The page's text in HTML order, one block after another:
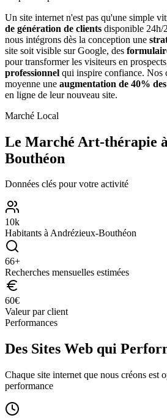
Un site internet n'est pas qu'une simple
de génération de clients disponible 24h/
nous intégrons dès la conception une
site soit visible sur Google, des
pour transformer les visiteurs en
professionnel qui inspire confiance. Nos
moyenne une augmentation de 40%
en ligne de leur nouveau site.
Marché Local
Le Marché Art-thérapie à
Bouthéon
Données clés pour votre activité
10k
Habitants àAndrézieux-Bouthéon
66+
Recherches mensuelles estimées
60€
Valeur par client
Performances
Des Sites Web qui
Chaque site internet que nous créons est
performance